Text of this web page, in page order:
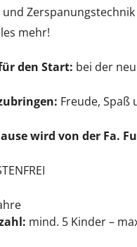
und
mehr!
den Start: bei der
Freude, Spaß
wird von der Fa.
mind. 5 Kinder –